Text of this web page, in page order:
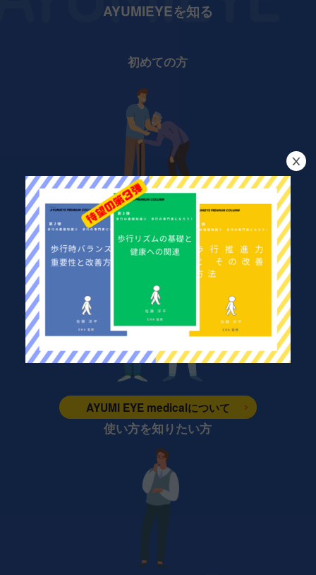
AYUMIEYEを知る
初めての方
AYUMI EYEについて
医療従事者の方
AYUMI EYE medicalについて
使い方を知りたい方